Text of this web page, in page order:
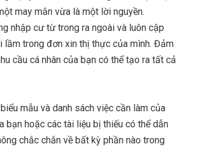
may mắn vừa là một lời nguyền.
nhập cư từ trong ra ngoài và luôn cập
lầm trong đơn xin thị thực của mình. Đảm
cầu cá nhân của bạn có thể tạo ra tất cả
mẫu và danh sách việc cần làm của
bạn hoặc các tài liệu bị thiếu có thể dẫn
chắc chắn về bất kỳ phần nào trong